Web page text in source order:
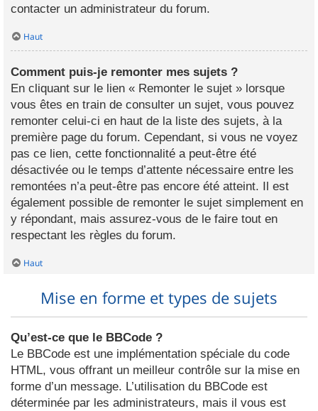
contacter un administrateur du forum.
Haut
Comment puis-je remonter mes sujets ?
En cliquant sur le lien « Remonter le sujet » lorsque
vous êtes en train de consulter un sujet, vous pouvez
remonter celui-ci en haut de la liste des sujets, à la
première page du forum. Cependant, si vous ne voyez
pas ce lien, cette fonctionnalité a peut-être été
désactivée ou le temps d’attente nécessaire entre les
remontées n’a peut-être pas encore été atteint. Il est
également possible de remonter le sujet simplement en
y répondant, mais assurez-vous de le faire tout en
respectant les règles du forum.
Haut
Mise en forme et types de sujets
Qu’est-ce que le BBCode ?
Le BBCode est une implémentation spéciale du code
HTML, vous offrant un meilleur contrôle sur la mise en
forme d’un message. L’utilisation du BBCode est
déterminée par les administrateurs, mais il vous est